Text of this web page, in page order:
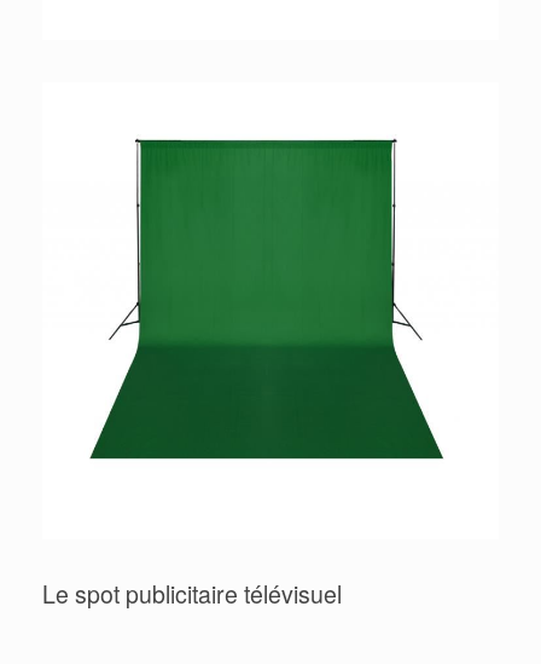
Le spot publicitaire télévisuel